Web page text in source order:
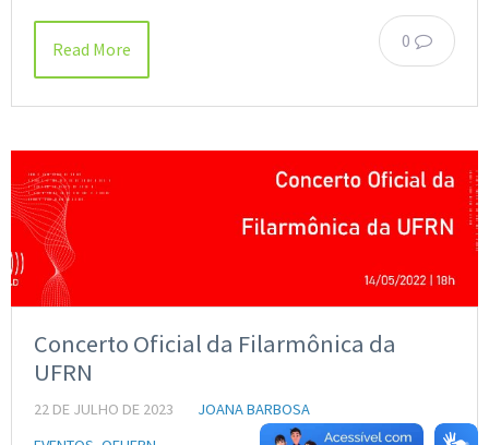
0
Read More
Concerto Oficial da Filarmônica da
UFRN
22 DE JULHO DE 2023
JOANA BARBOSA